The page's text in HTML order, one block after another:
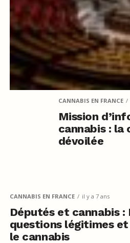
CANNABIS EN FRANCE
Mission
cannabis : la
dévoilée
CANNABIS EN FRANCE il y a 7 ans
Députés et cannabis :
questions légitimes
le cannabis